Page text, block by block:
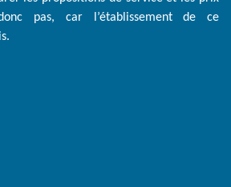
pas, car l’établissement de ce